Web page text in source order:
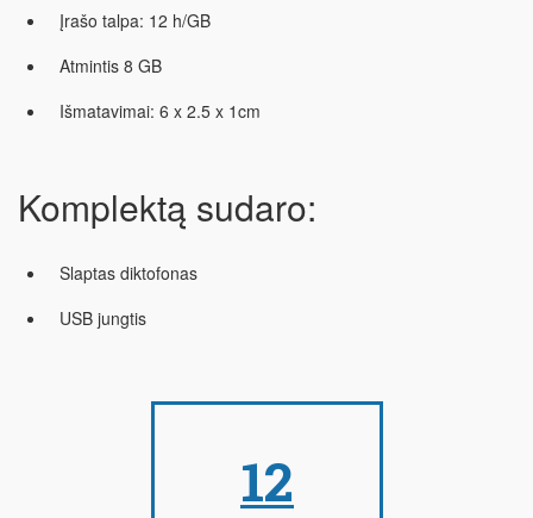
Įrašo talpa: 12 h/GB
Atmintis 8 GB
Išmatavimai: 6 x 2.5 x 1cm
Komplektą sudaro:
Slaptas diktofonas
USB jungtis
12